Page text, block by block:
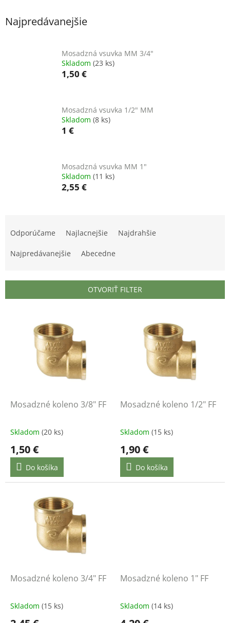
Najpredávanejšie
Mosadzná vsuvka MM 3/4"
Skladom (23 ks)
1,50 €
Mosadzná vsuvka 1/2" MM
Skladom (8 ks)
1 €
Mosadzná vsuvka MM 1"
Skladom (11 ks)
2,55 €
p
Odporúčame Najlacnejšie Najdrahšie
Najpredávanejšie Abecedne
OTVORIŤ FILTER
Mosadzné koleno 3/8" FF
Skladom (20 ks)
1,50 €
Do košíka
Mosadzné koleno 1/2" FF
Skladom (15 ks)
1,90 €
Do košíka
Mosadzné koleno 3/4" FF
Skladom (15 ks)
Mosadzné koleno 1" FF
Skladom (14 ks)